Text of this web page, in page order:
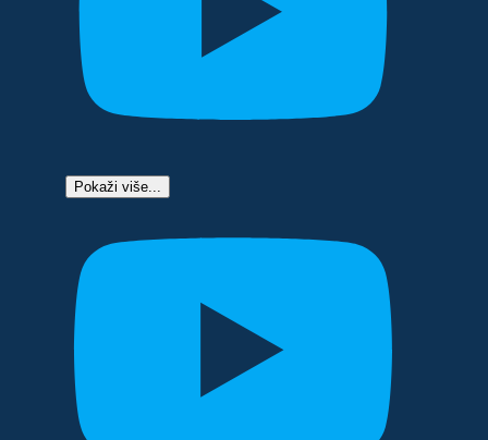
Pokaži više...